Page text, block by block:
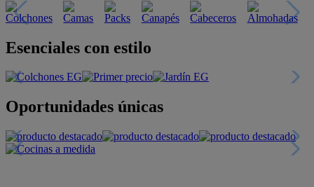
Esenciales con estilo
Oportunidades únicas